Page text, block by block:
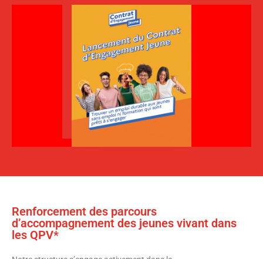
Renforcement des parcours
d’accompagnement des jeunes vivant dans
les QPV​*